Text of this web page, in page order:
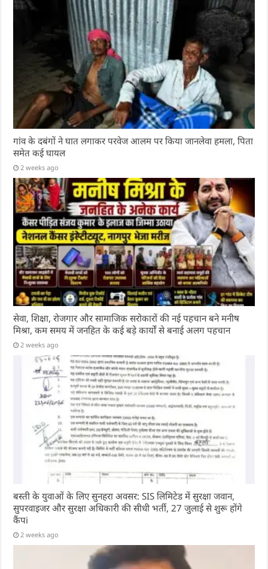
गांव के दबंगों ने घात लगाकर परवेज आलम पर किया जानलेवा हमला, पिता
समेत कई घायल
2 weeks ago
सेवा, शिक्षा, रोजगार और सामाजिक सरोकारों की नई पहचान बने मनीष
मिश्रा, कम समय में जनहित के कई बड़े कार्यों से बनाई अलग पहचान
2 weeks ago
बस्ती के युवाओं के लिए सुनहरा अवसर: SIS लिमिटेड में सुरक्षा जवान,
सुपरवाइजर और सुरक्षा अधिकारी की सीधी भर्ती, 27 जुलाई से शुरू होंगे
कैंपi
2 weeks ago